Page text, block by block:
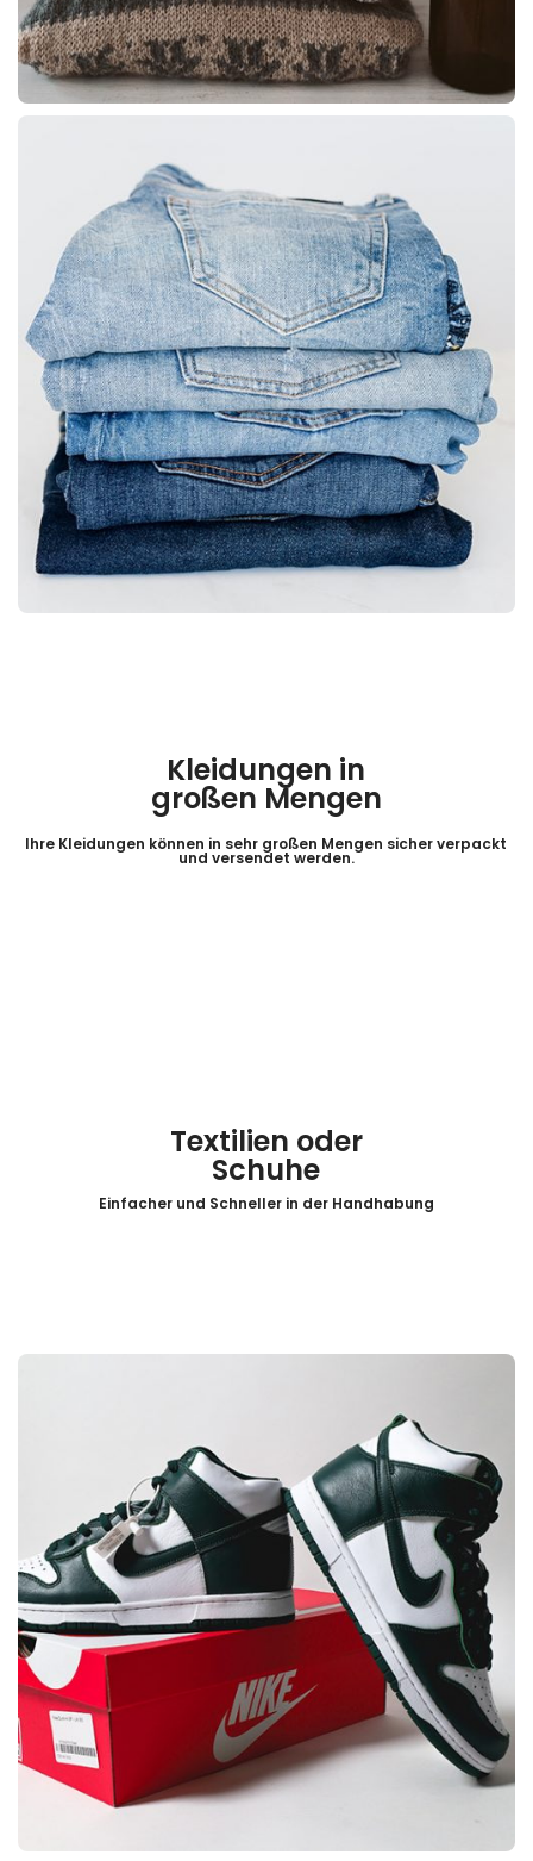
Kleidungen in
großen Mengen
Ihre Kleidungen können in sehr großen Mengen sicher verpackt
und versendet werden.
Textilien oder
Schuhe
Einfacher und Schneller in der Handhabung